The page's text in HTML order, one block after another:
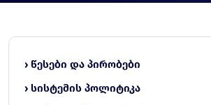
› წესები და პირობები
› სისტემის პოლიტიკა